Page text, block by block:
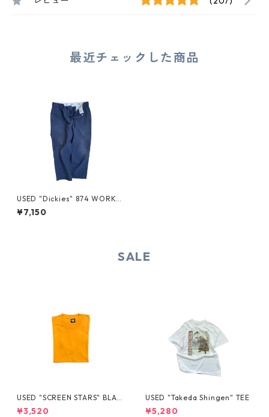
最近チェックした商品
USED "Dickies" 874 WORK P
ANTS
¥7,150
SALE
USED "SCREEN STARS" BLAN
K TEE
¥3,520
USED "Takeda Shingen" TEE
¥5,280